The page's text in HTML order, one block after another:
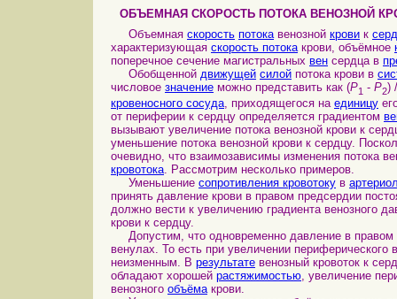
ОБЪЕМНАЯ СКОРОСТЬ ПОТОКА ВЕНОЗНОЙ
Объемная скорость потокавенозной крови к
характеризующая скорость потокакрови, объёмное
поперечное сечение магистральных вен сердца в
Обобщенной движущей силой потока крови в
числовое значение можно представить как (P1 - P2)
кровеносного сосуда , приходящегося на единицу
от периферии к сердцу определяется градиентом
вызывают увеличение потока венозной крови к
уменьшение потока венозной крови к сердцу.
очевидно, что взаимозависимы изменения потока
кровотока . Рассмотрим несколько примеров.
Уменьшение сопротивления кровотоку в
принять давление крови в правом предсердии
должно вести к увеличению градиента венозного
крови к сердцу.
Допустим, что одновременно давление в правом
венулах. То есть при увеличении периферического
неизменным. В результате венозный кровоток к
обладают хорошей растяжимостью , увеличение
венозного объёма крови.